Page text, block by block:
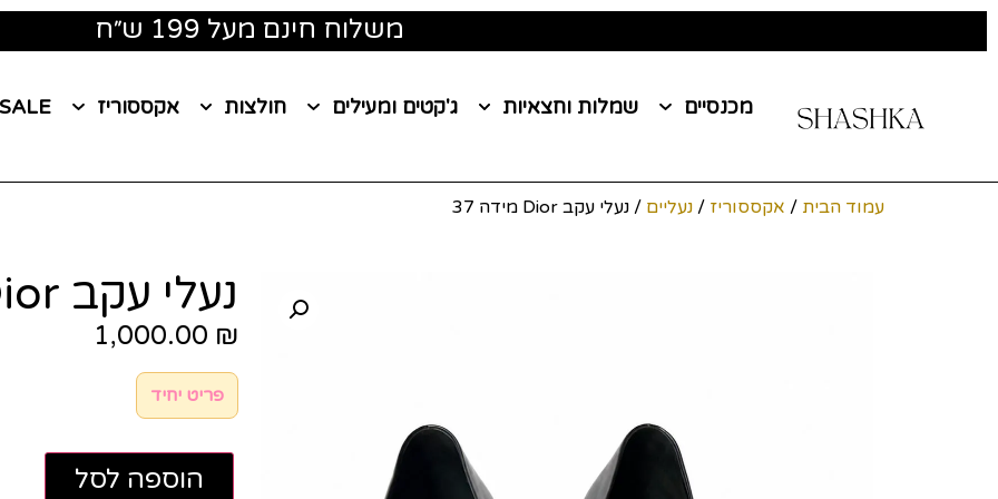
משלוח חינם מעל 199 ש״ח
מכנסיים שמלות וחצאיות ג'קטים ומעילים חולצות אקססוריז SALE
עמוד הבית / אקססוריז / נעליים / נעלי עקב Dior מידה 37
נעלי עקב Dior מידה 37
1,000.00 ₪
פריט יחיד
הוספה לסל